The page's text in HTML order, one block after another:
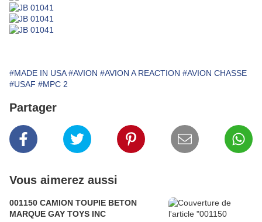
#MADE IN USA #AVION #AVION A REACTION #AVION CHASSE
#USAF #MPC 2
Partager
Vous aimerez aussi
001150 CAMION TOUPIE BETON
MARQUE GAY TOYS INC